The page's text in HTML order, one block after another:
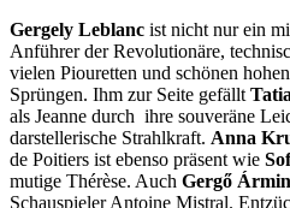
Gergely Leblanc ist nicht nur ein
Anführer der Revolutionäre,
vielen Piouretten und schönen
Sprüngen. Ihm zur Seite gefällt
als Jeanne durch ihre souveräne
darstellerische Strahlkraft. Anna
de Poitiers ist ebenso präsent wie
mutige Thérèse. Auch Gergő
Schauspieler Antoine Mistral.